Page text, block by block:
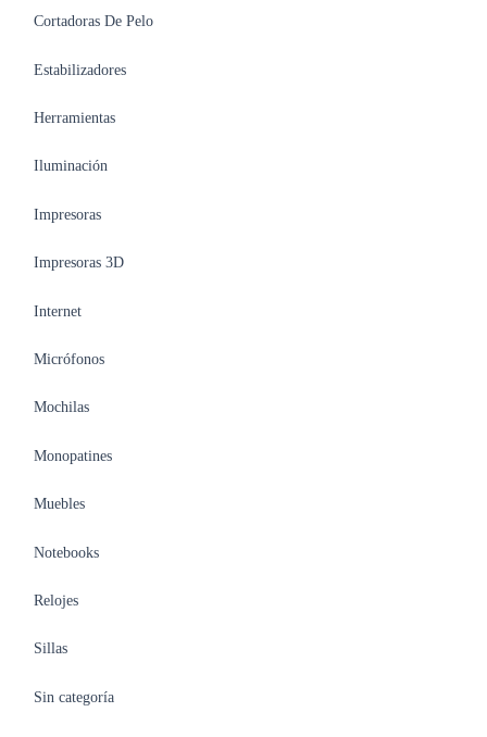
Cortadoras De Pelo
Estabilizadores
Herramientas
Iluminación
Impresoras
Impresoras 3D
Internet
Micrófonos
Mochilas
Monopatines
Muebles
Notebooks
Relojes
Sillas
Sin categoría